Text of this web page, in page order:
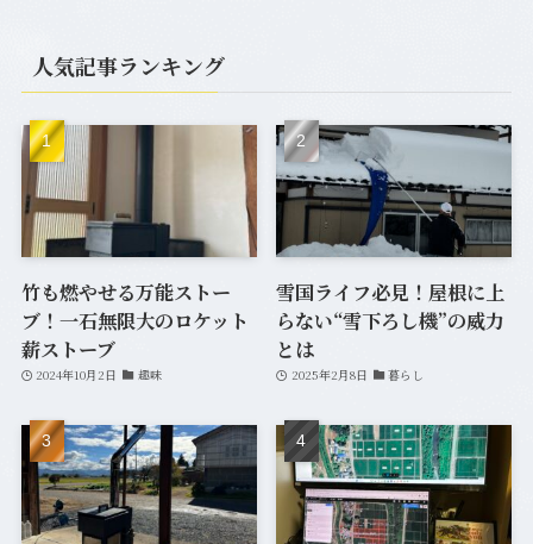
(1)
(12)
(20)
(6)
(2)
人気記事ランキング
竹も燃やせる万能ストー
ブ！一石無限大のロケット
薪ストーブ
2024年10月2日 趣味
雪国ライフ必見！屋根に上
らない“雪下ろし機”の威力
とは
2025年2月8日 暮らし